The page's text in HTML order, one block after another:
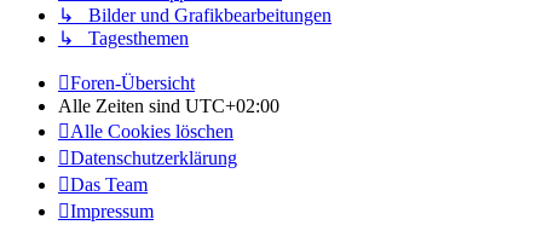
↳ Bilder und Grafikbearbeitungen
↳ Tagesthemen
Foren-Übersicht
Alle Zeiten sind UTC+02:00
Alle Cookies löschen
Datenschutzerklärung
Das Team
Impressum